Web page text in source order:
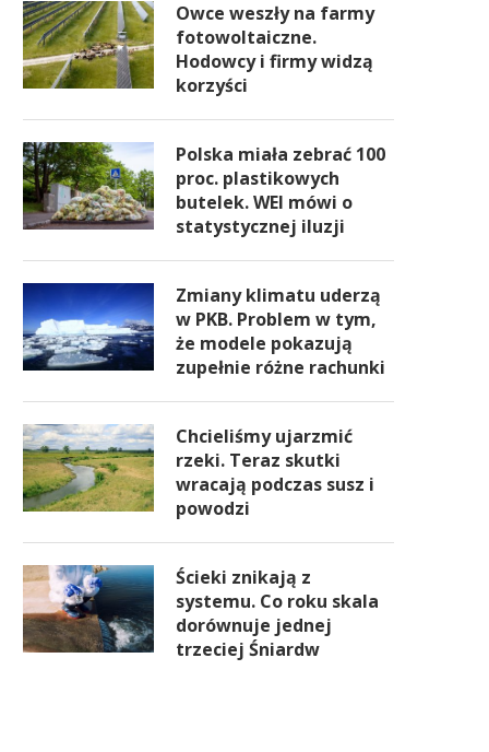
Owce weszły na farmy
fotowoltaiczne.
Hodowcy i firmy widzą
korzyści
Polska miała zebrać 100
proc. plastikowych
butelek. WEI mówi o
statystycznej iluzji
Zmiany klimatu uderzą
w PKB. Problem w tym,
że modele pokazują
zupełnie różne rachunki
Chcieliśmy ujarzmić
rzeki. Teraz skutki
wracają podczas susz i
powodzi
Ścieki znikają z
systemu. Co roku skala
dorównuje jednej
trzeciej Śniardw